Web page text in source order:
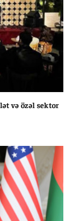
və özəl sektor